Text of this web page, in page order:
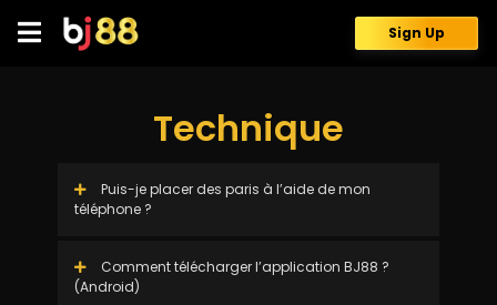
content
Sign Up
Technique
Puis-je placer des paris à l’aide de mon
téléphone ?
Comment télécharger l’application BJ88 ?
(Android)